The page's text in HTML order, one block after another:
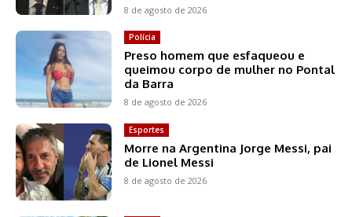
8 de agosto de 2026
Polícia
Preso homem que esfaqueou e
queimou corpo de mulher no Pontal
da Barra
8 de agosto de 2026
Esportes
Morre na Argentina Jorge Messi, pai
de Lionel Messi
8 de agosto de 2026